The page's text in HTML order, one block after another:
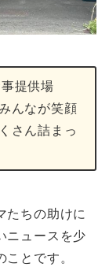
提供場
んなが笑顔
さん詰まっ
たちの助けに
ニュースを少
とです。